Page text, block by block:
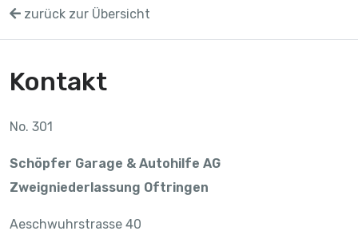
zurück zur Übersicht
Kontakt
No. 301
Schöpfer Garage & Autohilfe AG
Zweigniederlassung Oftringen
Aeschwuhrstrasse 40